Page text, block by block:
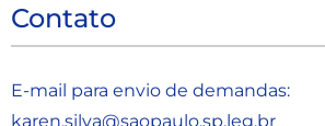
Contato
E-mail para envio de demandas:
karen.silva@saopaulo.sp.leg.br